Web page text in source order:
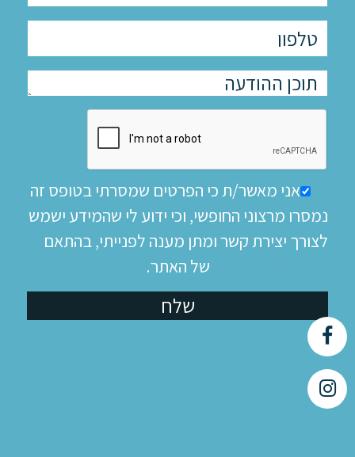
אני מאשר/ת כי הפרטים שמסרתי בטופס זה
נמסרו מרצוני החופשי, וכי ידוע לי שהמידע ישמש
לצורך יצירת קשר ומתן מענה לפנייתי, בהתאם
של האתר.